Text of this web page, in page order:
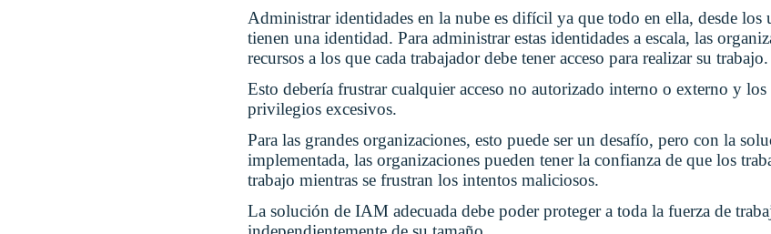
Administrar identidades en la nube es difícil ya que todo en ella, desde los
tienen una identidad. Para administrar estas identidades a escala, las
recursos a los que cada trabajador debe tener acceso para realizar su trabajo.
Esto debería frustrar cualquier acceso no autorizado interno o externo y los
privilegios excesivos.
Para las grandes organizaciones, esto puede ser un desafío, pero con la
implementada, las organizaciones pueden tener la confianza de que los
trabajo mientras se frustran los intentos maliciosos.
La solución de IAM adecuada debe poder proteger a toda la fuerza de